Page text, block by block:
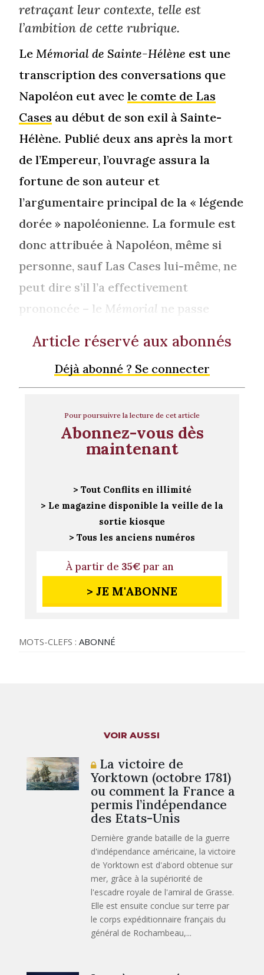
retraçant leur contexte, telle est
l’ambition de cette rubrique.
Le Mémorial de Sainte-Hélène est une
transcription des conversations que
Napoléon eut avecle comte de Las
Cases au début de son exil à Sainte-
Hélène. Publié deux ans après la mort
de l’Empereur, l’ouvrage assura la
fortune de son auteur et
l’argumentaire principal de la « légende
dorée » napoléonienne. La formule est
donc attribuée à Napoléon, même si
personne, sauf Las Cases lui-même, ne
peut dire s’il l’a effectivement
prononcée – le Mémorial ne passe
Article réservé aux abonnés
Déjà abonné ? Se connecter
Pour poursuivre la lecture de cet article
Abonnez-vous dès
maintenant
> Tout Conflits en illimité
> Le magazine disponible la veille de la
sortie kiosque
> Tous les anciens numéros
À partir de 35€par an
> JE M'ABONNE
MOTS-CLEFS :ABONNÉ
VOIR AUSSI
La victoire de
Yorktown (octobre 1781)
ou comment la France a
permis l’indépendance
des Etats-Unis
Dernière grande bataille de la guerre
d'indépendance américaine, la victoire
de Yorktown est d'abord obtenue sur
mer, grâce à la supériorité de
l'escadre royale de l'amiral de Grasse.
Elle est ensuite conclue sur terre par
le corps expéditionnaire français du
général de Rochambeau,...